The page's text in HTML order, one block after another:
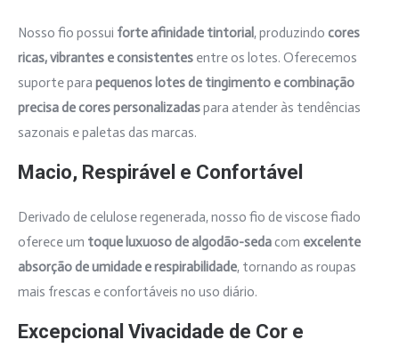
Nosso fio possui forte afinidade tintorial , produzindo cores
ricas, vibrantes e consistentes entre os lotes. Oferecemos
suporte para pequenos lotes de tingimento e combinação
precisa de cores personalizadaspara atender às tendências
sazonais e paletas das marcas.
Macio, Respirável e Confortável
Derivado de celulose regenerada, nosso fio de viscose fiado
oferece um toque luxuoso de algodão-sedacom excelente
absorção de umidade e respirabilidade, tornando as roupas
mais frescas e confortáveis no uso diário.
Excepcional Vivacidade de Cor e